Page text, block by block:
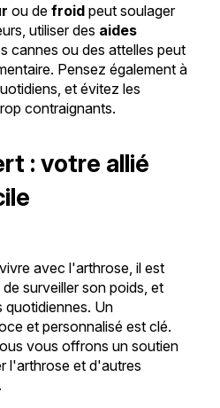
ou de froidpeut soulager
utiliser des aides
cannes ou des attelles peut
Pensez également à
et évitez les
contraignants.
: votre allié
avec l'arthrose, il est
surveiller son poids, et
quotidiennes. Un
et personnalisé est clé.
vous offrons un soutien
l'arthrose et d'autres